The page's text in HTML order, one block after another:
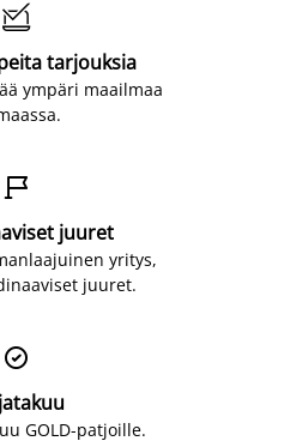

tarjouksia
ympäri maailmaa

juuret
yritys,
juuret.

GOLD-patjoille.